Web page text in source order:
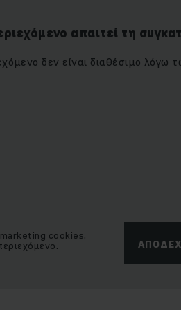
απαιτεί τη
δεν είναι διαθέσιμο λόγω
cookies,